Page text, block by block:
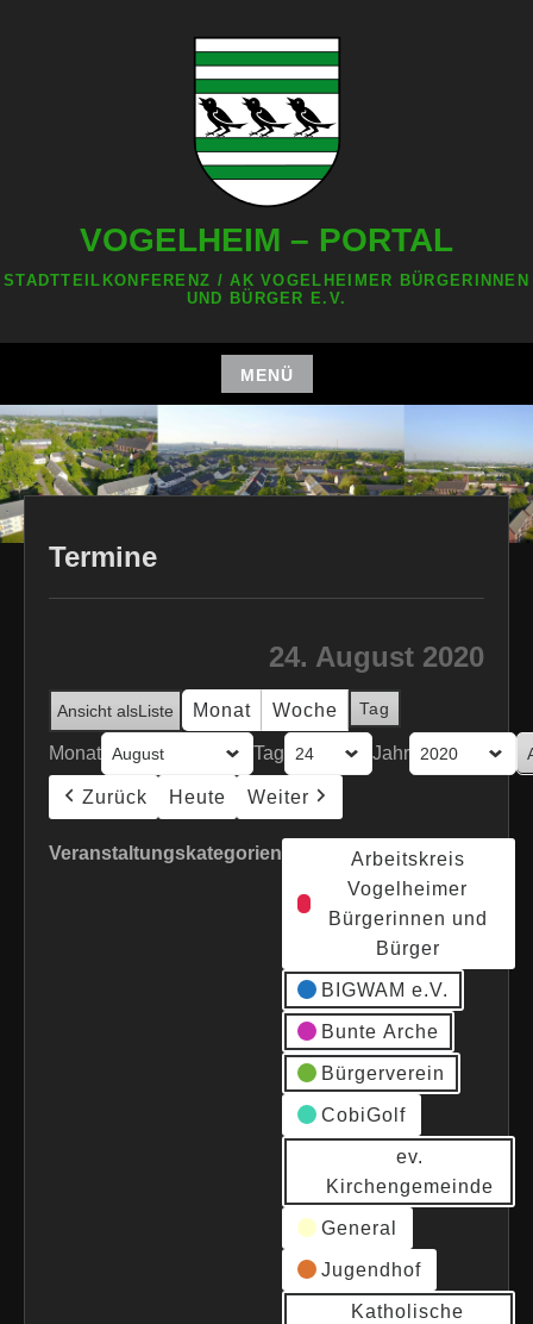
VOGELHEIM – PORTAL
STADTTEILKONFERENZ / AK VOGELHEIMER BÜRGERINNEN
UND BÜRGER E.V.
MENÜ
Zum
Inhalt
springen
Termine
24. August 2020
Ansicht alsListe Monat Woche Tag
Monat Tag Jahr
Zurück Heute Weiter
Veranstaltungskategorien
Arbeitskreis
Vogelheimer
Bürgerinnen und
Bürger
BIGWAM e.V.
Bunte Arche
Bürgerverein
CobiGolf
ev.
Kirchengemeinde
General
Jugendhof
Katholische